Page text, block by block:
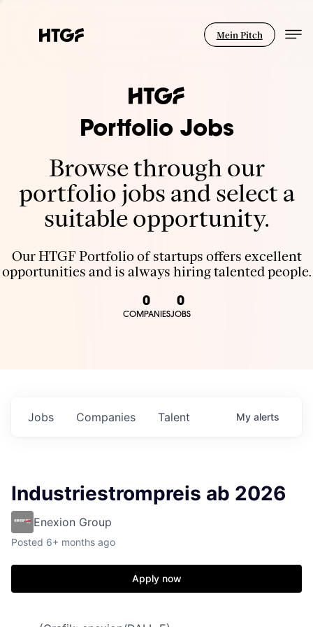
Mein Pitch
Portfolio Jobs
Browse through our
portfolio jobs and select a
suitable opportunity.
Our HTGF Portfolio of startups offers excellent
opportunities and is always hiring talented people.
0
COMPANIES
0
JOBS
Jobs Companies Talent My alerts
Industriestrompreis ab 2026
Enexion Group
Posted 6+ months ago
Apply now